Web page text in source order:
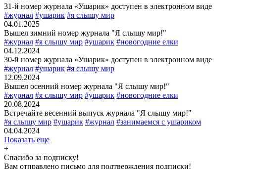
31-й номер журнала «Ушарик» доступен в электронном виде
#журнал #ушарик #я слышу мир
04.01.2025
Вышел зимний номер журнала "Я слышу мир!"
#журнал #я слышу мир #ушарик #новогодние елки
04.12.2024
30-й номер журнала «Ушарик» доступен в электронном виде
#журнал #ушарик #я слышу мир
12.09.2024
Вышел осенний номер журнала "Я слышу мир!"
#журнал #я слышу мир #ушарик #новогодние елки
20.08.2024
Встречайте весенний выпуск журнала "Я слышу мир!"
#я слышу мир #ушарик #журнал #занимаемся с ушариком
04.04.2024
Показать еще
+
Спасибо за подписку!
Вам отправлено письмо для подтверждения подписки!